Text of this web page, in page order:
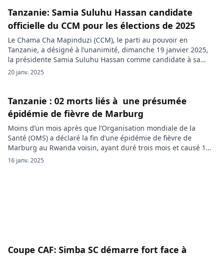
gouvernement de la […]
Tanzanie: Samia Suluhu Hassan candidate
officielle du CCM pour les élections de 2025
Le Chama Cha Mapinduzi (CCM), le parti au pouvoir en
Tanzanie, a désigné à l’unanimité, dimanche 19 janvier 2025,
la présidente Samia Suluhu Hassan comme candidate à sa
réélection lors des élections générales prévues en octobre
2025. Successeure de John Magufuli après sa mort en mars
portera une […]
20 janv. 2025
Tanzanie : 02 morts liés à une présumée
épidémie de fièvre de Marburg
Moins d’un mois après que l’Organisation mondiale de la
Santé (OMS) a déclaré la fin d’une épidémie de fièvre de
Marburg au Rwanda voisin, ayant duré trois mois et causé 15
décès, une nouvelle flambée présumée du virus de Marburg
(MVD) a été signalée en Tanzanie. L’OMS a annoncé mercredi
16 janv. 2025
Coupe CAF: Simba SC démarre fort face à